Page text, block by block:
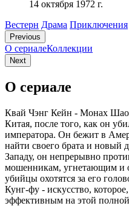
14 октября 1972 г.
Вестерн Драма Приключения
Previous
О сериалеКоллекции
Next
О сериале
Квай Чэнг Кейн - Монах
Китая, после того, как он
императора. Он бежит в
найти своего брата и новый
Западу, он непрерывно
мошенникам, угнетающим и
убийцы охотятся за его
Кунг-фу - искусство,
эффективным на этой